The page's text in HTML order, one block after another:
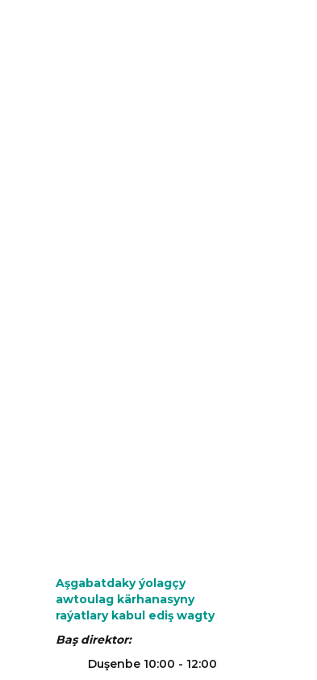
Aşgabatdaky ýolagçy
awtoulag kärhanasyny
raýatlary kabul ediş wagty
Baş direktor:
Duşenbe 10:00 - 12:00